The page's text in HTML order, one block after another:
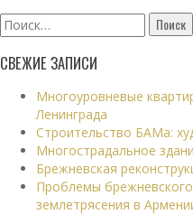
Найти:
СВЕЖИЕ ЗАПИСИ
Многоуровневые
Ленинграда
Строительство БАМа:
Многострадальное
Брежневская
Проблемы
землетрясения в